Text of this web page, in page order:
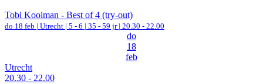
Tobi Kooiman - Best of 4 (try-out)
do 18 feb | Utrecht | 5 - 6 | 35 - 59 jr | 20.30 - 22.00
do
18
feb
Utrecht
20.30 - 22.00